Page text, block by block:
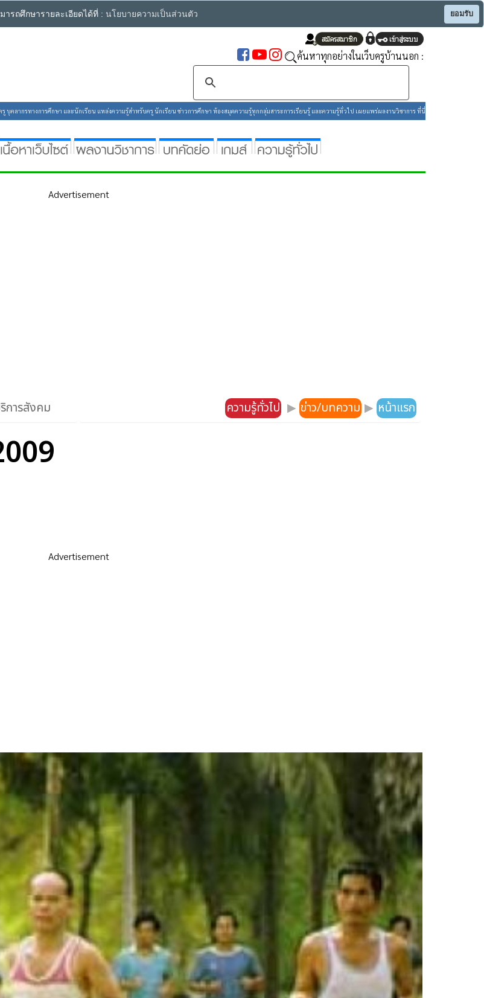
รถศึกษารายละเอียดได้ที่ : นโยบายความเป็นส่วนตัว ยอมรับ
ค้นหาทุกอย่างในเว็บครูบ้านนอก :
บุคลากรทางการศึกษา และนักเรียน แหล่งความรู้สำหรับครู นักเรียน ข่าวการศึกษา ห้องสมุดความรู้ทุกกลุ่มสาระการเรียนรู้ และความรู้ทั่วไป เผยแพร่ผลงานวิชาการ ที่นี่
Advertisement
การสังคม ความรู้ทั่วไป ▶ ข่าว/บทความ ▶ หน้าแรก
Advertisement